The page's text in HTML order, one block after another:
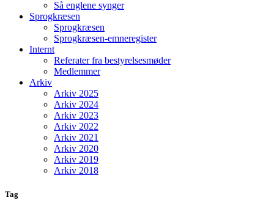
Så englene synger
Sprogkræsen
Sprogkræsen
Sprogkræsen-emneregister
Internt
Referater fra bestyrelsesmøder
Medlemmer
Arkiv
Arkiv 2025
Arkiv 2024
Arkiv 2023
Arkiv 2022
Arkiv 2021
Arkiv 2020
Arkiv 2019
Arkiv 2018
Tag